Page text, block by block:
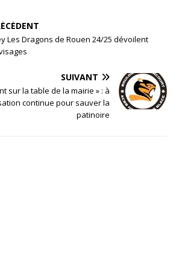
Les Dragons de Rouen 24/25 dévoilent
SUIVANT
sur la table de la mairie » : à
continue pour sauver la
patinoire